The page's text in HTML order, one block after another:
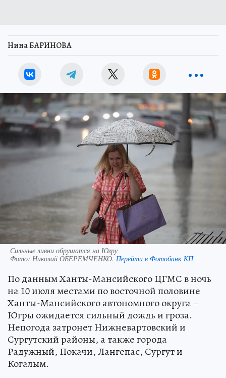
Нина БАРИНОВА
Сильные ливни обрушатся на Югру
Фото: Николай ОБЕРЕМЧЕНКО. Перейти в Фотобанк КП
По данным Ханты-Мансийского ЦГМС в ночь
на 10 июля местами по восточной половине
Ханты-Мансийского автономного округа –
Югры ожидается сильный дождь и гроза.
Непогода затронет Нижневартовский и
Сургутский районы, а также города
Радужный, Покачи, Лангепас, Сургут и
Когалым.